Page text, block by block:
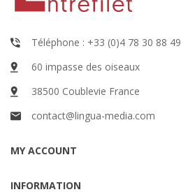
Téléphone : +33 (0)4 78 30 88 49
60 impasse des oiseaux
38500 Coublevie France
contact@lingua-media.com
MY ACCOUNT
INFORMATION